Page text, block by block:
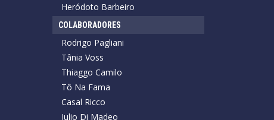
Heródoto Barbeiro
COLABORADORES
Rodrigo Pagliani
Tânia Voss
Thiaggo Camilo
Tô Na Fama
Casal Ricco
Julio Di Madeo